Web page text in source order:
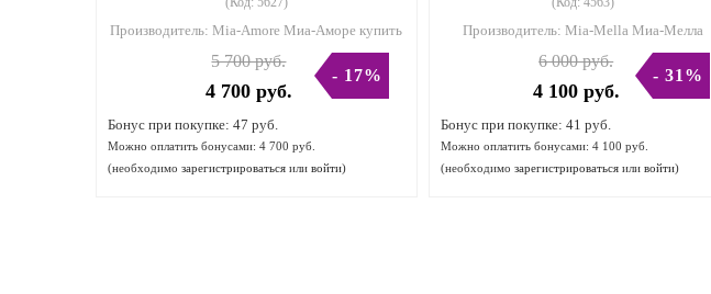
Производитель:Mia-Amore Миа-Аморе купить
5 700 руб.
4 700 руб.
- 17%
Бонус при покупке: 47 руб.
Можно оплатить бонусами: 4 700 руб.
(необходимо зарегистрироваться или войти)
Производитель:Mia-Mella Миа-Мелла
6 000 руб.
4 100 руб.
- 31%
Бонус при покупке: 41 руб.
Можно оплатить бонусами: 4 100 руб.
(необходимо зарегистрироватьсяили войти)